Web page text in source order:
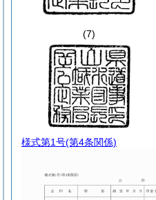
(7)
様式第1号(第4条関係)